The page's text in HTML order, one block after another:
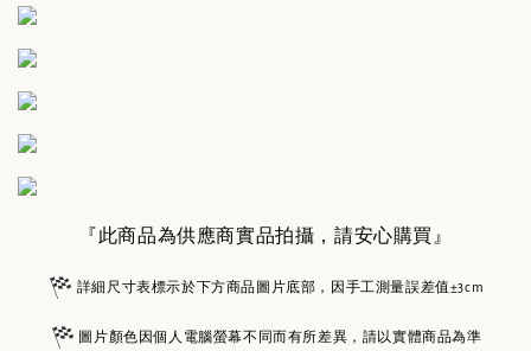
『此商品為供應商實品拍攝，請安心購買』
詳細尺寸表標示於下方商品圖片底部，因手工測量誤差值±3cm
圖片顏色因個人電腦螢幕不同而有所差異，請以實體商品為準